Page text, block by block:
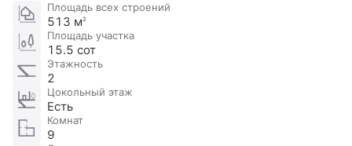
Площадь всех строений
513 м2
Площадь участка
15.5 сот
Этажность
2
Цокольный этаж
Есть
Комнат
9